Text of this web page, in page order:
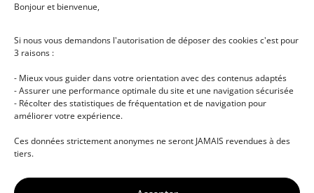
Bonjour et bienvenue,
Si nous vous demandons l'autorisation de déposer des cookies c'est pour
3 raisons :
- Mieux vous guider dans votre orientation avec des contenus adaptés
- Assurer une performance optimale du site et une navigation sécurisée
- Récolter des statistiques de fréquentation et de navigation pour
améliorer votre expérience.
Ces données strictement anonymes ne seront JAMAIS revendues à des
tiers.
musicale • Certifications professionnelles • Paris •